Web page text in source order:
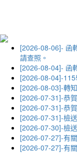
[2026-08-06]- 函
請查照。
[2026-08-04]- 函
[2026-08-04]-
[2026-08-03]-轉
[2026-07-31]-恭
[2026-07-31]-恭
[2026-07-31]-檢
[2026-07-30]-檢
[2026-07-27]-有
[2026-07-27]-有